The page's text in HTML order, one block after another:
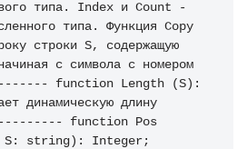
типа. Index и Count -
типа. Функция Copy
строки S, содержащую
с символа с номером
function Length (S):
динамическую длину
function Pos
S: string): Integer;